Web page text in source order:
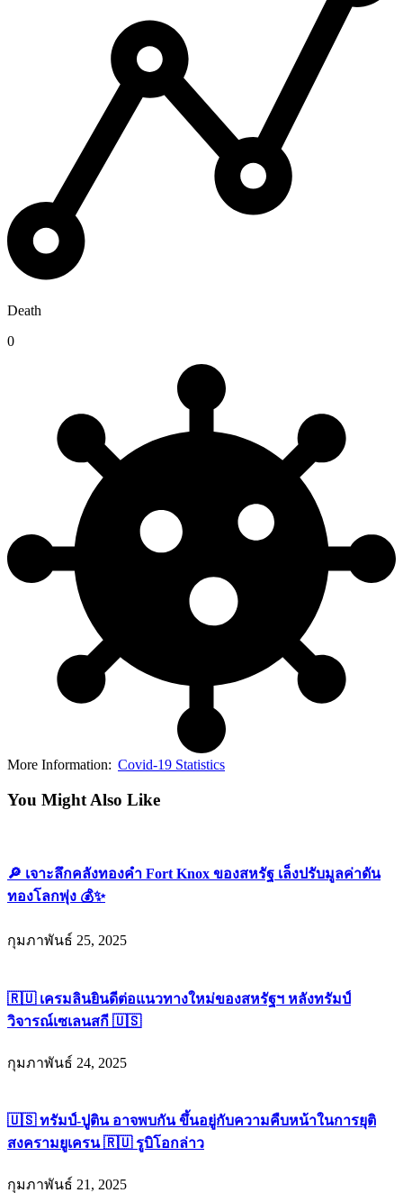
Death
0
More Information: Covid-19 Statistics
You Might Also Like
🔎 เจาะลึกคลังทองคำ Fort Knox ของสหรัฐ เล็งปรับมูลค่าดัน
ทองโลกพุ่ง 💰✨
กุมภาพันธ์ 25, 2025
🇷🇺 เครมลินยินดีต่อแนวทางใหม่ของสหรัฐฯ หลังทรัมป์
วิจารณ์เซเลนสกี 🇺🇸
กุมภาพันธ์ 24, 2025
🇺🇸 ทรัมป์-ปูติน อาจพบกัน ขึ้นอยู่กับความคืบหน้าในการยุติ
สงครามยูเครน 🇷🇺 รูบิโอกล่าว
กุมภาพันธ์ 21, 2025